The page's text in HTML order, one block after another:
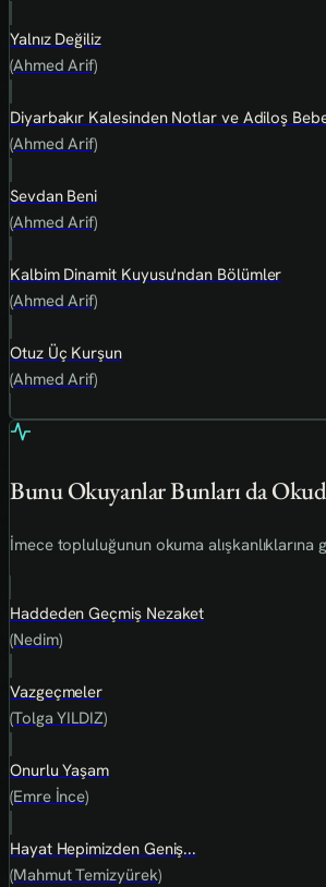
Yalnız Değiliz
(Ahmed Arif)
Diyarbakır Kalesinden Notlar ve Adiloş
(Ahmed Arif)
Sevdan Beni
(Ahmed Arif)
Kalbim Dinamit Kuyusu'ndan Bölümler
(Ahmed Arif)
Otuz Üç Kurşun
(Ahmed Arif)
Bunu Okuyanlar Bunları da
İmece topluluğunun okuma alışkanlıklarına
Haddeden Geçmiş Nezaket
(Nedim)
Vazgeçmeler
(Tolga YILDIZ)
Onurlu Yaşam
(Emre İnce)
Hayat Hepimizden Geniş...
(Mahmut Temizyürek)